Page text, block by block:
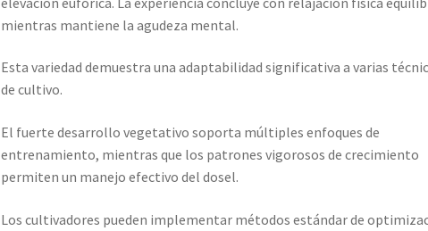
mientras mantiene la agudeza mental.
Esta variedad demuestra una adaptabilidad significativa a varias
de cultivo.
El fuerte desarrollo vegetativo soporta múltiples enfoques de
entrenamiento, mientras que los patrones vigorosos de crecimiento
permiten un manejo efectivo del dosel.
Los cultivadores pueden implementar métodos estándar de